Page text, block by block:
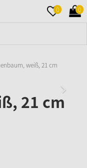
0 0
weiß, 21 cm
21 cm